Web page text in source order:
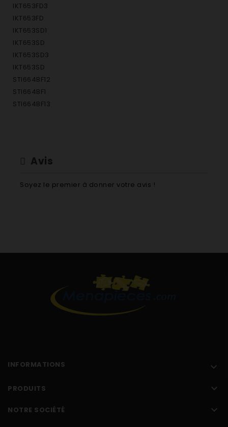
IKT653FD3
IKT653FD
IKT653SD1
IKT653SD
IKT653SD3
IKT653SD
STI664BF12
STI664BF1
STI664BF13
STI664XF1
STI664XF1
STI664ZF13
Avis
Soyez le premier à donner votre avis !
INFORMATIONS 
PRODUITS 
NOTRE SOCIÉTÉ 